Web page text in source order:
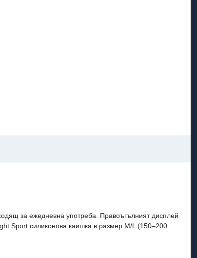
за ежедневна употреба. Правоъгълният дисплей
Sport силиконова каишка в размер M/L (150–200